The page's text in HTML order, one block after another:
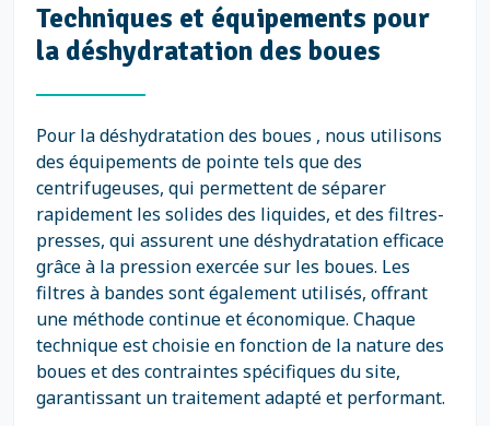
Techniques et équipements pour
la déshydratation des boues
Pour la déshydratation des boues , nous utilisons
des équipements de pointe tels que des
centrifugeuses, qui permettent de séparer
rapidement les solides des liquides, et des filtres-
presses, qui assurent une déshydratation efficace
grâce à la pression exercée sur les boues. Les
filtres à bandes sont également utilisés, offrant
une méthode continue et économique. Chaque
technique est choisie en fonction de la nature des
boues et des contraintes spécifiques du site,
garantissant un traitement adapté et performant.